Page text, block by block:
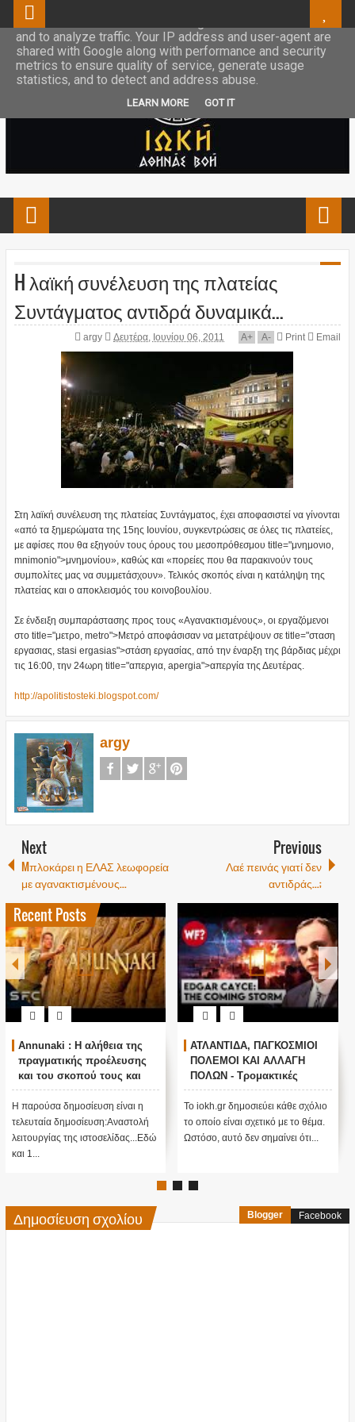
H λαϊκή συνέλευση της πλατείας
Συντάγματος αντιδρά δυναμικά...
argy Δευτέρα, Ιουνίου 06, 2011 A+ A- Print Email
Στη λαϊκή συνέλευση της πλατείας Συντάγματος, έχει αποφασιστεί να γίνονται
«από τα ξημερώματα της 15ης Ιουνίου, συγκεντρώσεις σε όλες τις πλατείες,
με αφίσες που θα εξηγούν τους όρους του μεσοπρόθεσμου title="μνημονιο,
mnimonio">μνημονίου», καθώς και «πορείες που θα παρακινούν τους
συμπολίτες μας να συμμετάσχουν». Τελικός σκοπός είναι η κατάληψη της
πλατείας και ο αποκλεισμός του κοινοβουλίου.
Σε ένδειξη συμπαράστασης προς τους «Αγανακτισμένους», οι εργαζόμενοι
στο title="μετρο, metro">Μετρό αποφάσισαν να μετατρέψουν σε title="σταση
εργασιας, stasi ergasias">στάση εργασίας, από την έναρξη της βάρδιας μέχρι
τις 16:00, την 24ωρη title="απεργια, apergia">απεργία της Δευτέρας.
http://apolitistosteki.blogspot.com/
argy
Next
Mπλοκάρει η ΕΛΑΣ λεωφορεία
με αγανακτισμένους...
Previous
Λαέ πεινάς γιατί δεν
αντιδράς...;
Recent Posts
Annunaki : Η αλήθεια της
πραγματικής προέλευσης
και του σκοπού τους και
αναστολή λειτουργίας μας
....
Η παρούσα δημοσίευση είναι η
τελευταία δημοσίευση:Αναστολή
λειτουργίας της ιστοσελίδας...Εδώ
και 1...
ΑΤΛΑΝΤΙΔΑ, ΠΑΓΚΟΣΜΙΟΙ
ΠΟΛΕΜΟΙ ΚΑΙ ΑΛΛΑΓΗ
ΠΟΛΩΝ - Τρομακτικές
προβλέψεις του Edgar
Cayce (Video)
Το iokh.gr δημοσιεύει κάθε σχόλιο
το οποίο είναι σχετικό με το θέμα.
Ωστόσο, αυτό δεν σημαίνει ότι...
Δημοσίευση σχολίου Blogger Facebook
This site uses cookies from Google to deliver its services
and to analyze traffic. Your IP address and user-agent are
shared with Google along with performance and security
metrics to ensure quality of service, generate usage
statistics, and to detect and address abuse.
LEARN MORE GOT IT